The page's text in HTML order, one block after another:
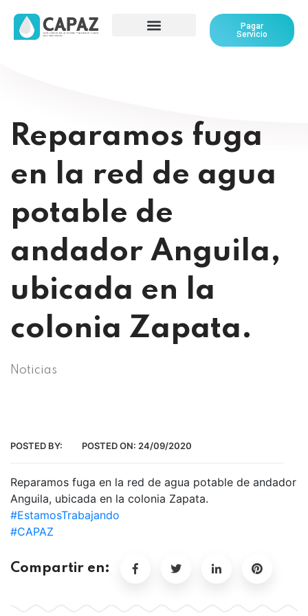
Pagar
Servicio
Reparamos fuga
en la red de agua
potable de
andador Anguila,
ubicada en la
colonia Zapata.
Noticias
POSTED BY: POSTED ON: 24/09/2020
Reparamos fuga en la red de agua potable de andador
Anguila, ubicada en la colonia Zapata.
#EstamosTrabajando
#CAPAZ
Compartir en: